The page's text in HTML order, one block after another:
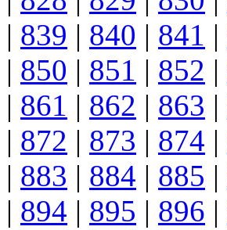
| 839 | 840 | 841 |
| 850 | 851 | 852 |
| 861 | 862 | 863 |
| 872 | 873 | 874 |
| 883 | 884 | 885 |
| 894 | 895 | 896 |